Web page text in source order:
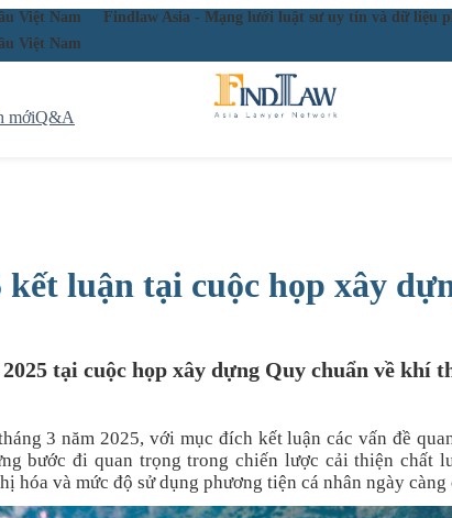
Việt Nam
Findlaw Asia - Mạng lưới luật sư uy tín và dữ liệu
Việt Nam
mớiQ&A
kết luận tại cuộc họp xây
tại cuộc họp xây dựng Quy chuẩn về khí
3 năm 2025, với mục đích kết luận các vấn đề
bước đi quan trọng trong chiến lược cải thiện chất
và mức độ sử dụng phương tiện cá nhân ngày càng